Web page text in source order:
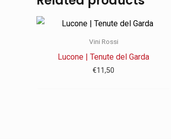
Vini Rossi
Lucone | Tenute del Garda
€11,50